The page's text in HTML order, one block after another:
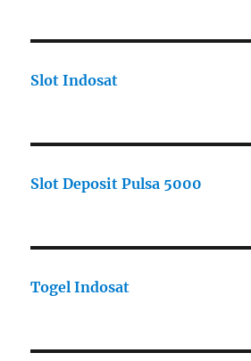
Slot Indosat
Slot Deposit Pulsa 5000
Togel Indosat